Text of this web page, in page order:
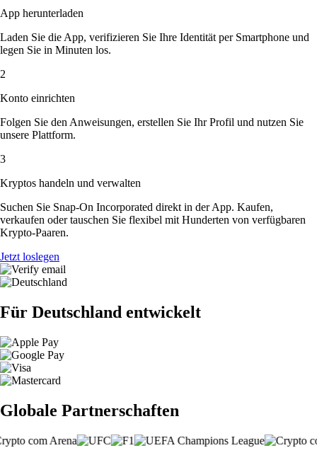
App herunterladen
Laden Sie die App, verifizieren Sie Ihre Identität per Smartphone und
legen Sie in Minuten los.
2
Konto einrichten
Folgen Sie den Anweisungen, erstellen Sie Ihr Profil und nutzen Sie
unsere Plattform.
3
Kryptos handeln und verwalten
Suchen Sie Snap-On Incorporated direkt in der App. Kaufen,
verkaufen oder tauschen Sie flexibel mit Hunderten von verfügbaren
Krypto-Paaren.
Jetzt loslegen
Für Deutschland entwickelt
Globale Partnerschaften